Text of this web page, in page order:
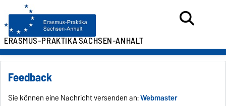
ERASMUS-PRAKTIKASACHSEN-ANHALT
Feedback
Sie können eine Nachricht versenden an:Webmaster